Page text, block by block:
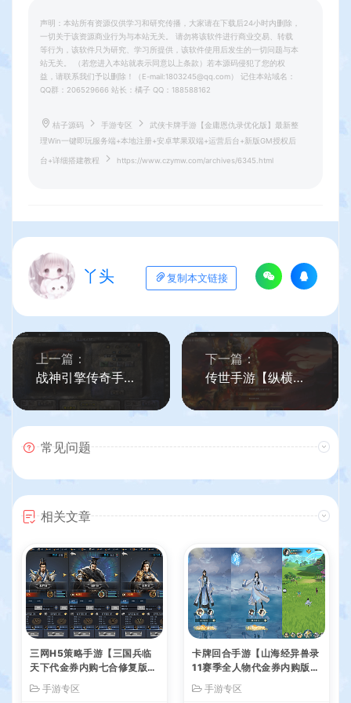
声明：本站所有资源仅供学习和研究传播，大家请在下载后24小时内删除，
一切关于该资源商业行为与本站无关。 请勿将该软件进行商业交易、转载
等行为，该软件只为研究、学习所提供，该软件使用后发生的一切问题与本
站无关。 （若您进入本站就表示同意以上条款）若本源码侵犯了您的权
益，请联系我们予以删除！（E-mail:1803245@qq.com） 记住本站域名：
QQ群：206529666 站长：橘子 QQ：188588162
桔子源码 手游专区
武侠卡牌手游【金庸恩仇录优化版】最新整
理Win一键即玩服务端+本地注册+安卓苹果双端+运营后台+新版GM授权后
台+详细搭建教程 https://www.czymw.com/archives/6345.html
丫头 复制本文链接
上一篇：
战神引擎传奇手游【1.80漫威火龙五大路修复版】最新整理WIN系特色服务端+安卓苹果双端+GM授权后台+详细搭建教程
下一篇：
传世手游【纵横四海】最新整理Linux手工服务端+安卓+GM后台+详细搭建教程
常见问题
相关文章
三网H5策略手游【三国兵临
天下代金券内购七合修复版】
最新整理单机一键即玩镜像端
+Linux手工服务端+管理后台
手游专区
卡牌回合手游【山海经异兽录
11赛季全人物代金券内购版】
最新整理WIN系服务端+授权
GM后台+管理后台+热更修改
手游专区